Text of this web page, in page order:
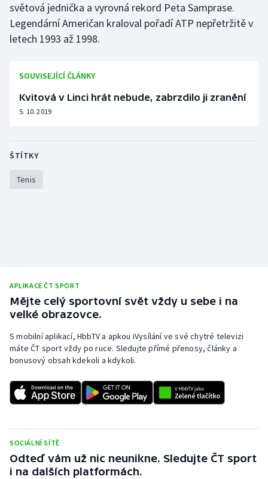
Házená
Jezdectví
Krasobruslení
Lyže a snowboard
Moderní pětiboj
Plavání
Ragby
Rychlobruslení
Short track
Sportovní střelba
světová jednička a vyrovná rekord Peta Samprase.
Legendární Američan kraloval pořadí ATP nepřetržitě v
letech 1993 až 1998.
SOUVISEJÍCÍ ČLÁNKY
Kvitová v Linci hrát nebude, zabrzdilo ji zranění
5. 10. 2019
ŠTÍTKY
Tenis
APLIKACE ČT SPORT
Mějte celý sportovní svět vždy u sebe i na
velké obrazovce.
S mobilní aplikací, HbbTV a apkou iVysílání ve své chytré televizi
máte ČT sport vždy po ruce. Sledujte přímé přenosy, články a
bonusový obsah kdekoli a kdykoli.
SOCIÁLNÍ SÍTĚ
Odteď vám už nic neunikne. Sledujte ČT sport
i na dalších platformách.